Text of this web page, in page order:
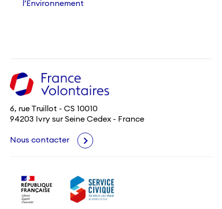
l’Environnement
6, rue Truillot - CS 10010
94203 Ivry sur Seine Cedex - France
Nous contacter